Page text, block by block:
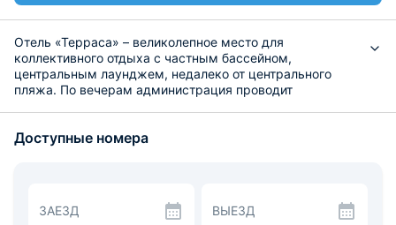
Отель «Терраса» – великолепное место для
коллективного отдыха с частным бассейном,
центральным лаунджем, недалеко от центрального
пляжа. По вечерам администрация проводит
нашем сайте!
в апартаментах есть индивидуальный санузел, душевая
с феном и круглосуточной горячей водой.
Доступные номера
ЗАЕЗД ВЫЕЗД